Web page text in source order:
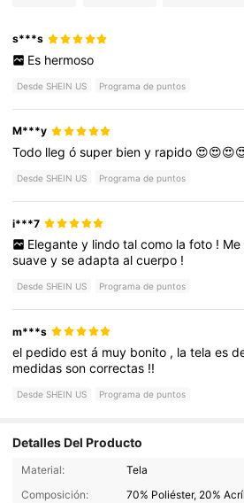
s***s
Es hermoso
Desde SHEIN US Programa de puntos
M***y
Todo llegósuper bieny rapido
Desde SHEIN US Programa de puntos
i***7
Elegante y lindo tal como la foto ! Me
suaveyseadaptaalcuerpo !
Desde SHEIN US Programa de puntos
m***s
el pedidoestá muy bonito , latelaes
medidassoncorrectas !!
Desde SHEIN US Programa de puntos
Detalles Del Producto
Material:
Tela
Composición:
70% Poliéster, 20%
949K Seguidores